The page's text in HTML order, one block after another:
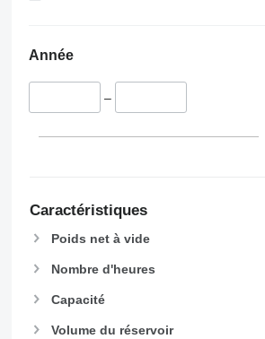
Année
–
Caractéristiques
Poids net à vide
Nombre d'heures
Capacité
Volume du réservoir